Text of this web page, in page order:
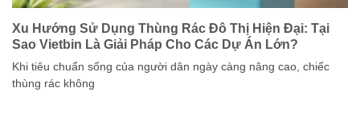
Xu Hướng Sử Dụng Thùng Rác Đô Thị Hiện Đại: Tại
Sao Vietbin Là Giải Pháp Cho Các Dự Án Lớn?
Khi tiêu chuẩn sống của người dân ngày càng nâng cao, chiếc
thùng rác không